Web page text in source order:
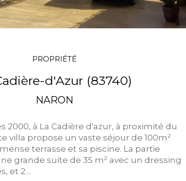
PROPRIÉTÉ
d'Azur (83740)
NARON
2000, à La Cadière d'azur, à proximité du
villa propose un vaste séjour de 100m²
terrasse et sa piscine. La partie
grande suite de 35 m² avec un dressing
et 2…